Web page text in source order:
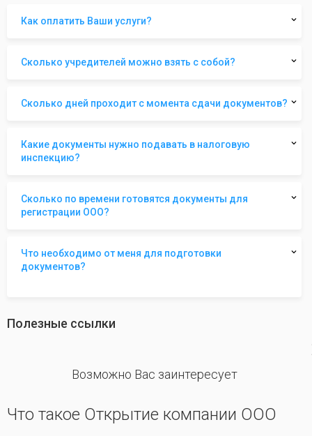
Как оплатить Ваши услуги?
Сколько учредителей можно взять с собой?
Сколько дней проходит с момента сдачи документов?
Какие документы нужно подавать в налоговую
инспекцию?
Сколько по времени готовятся документы для
регистрации ООО?
Что необходимо от меня для подготовки
документов?
Полезные ссылки
Возможно Вас заинтересует
Что такое Открытие компании ООО